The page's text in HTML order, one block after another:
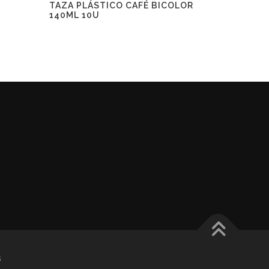
TAZA PLÁSTICO CAFÉ BICOLOR
140ML 10U